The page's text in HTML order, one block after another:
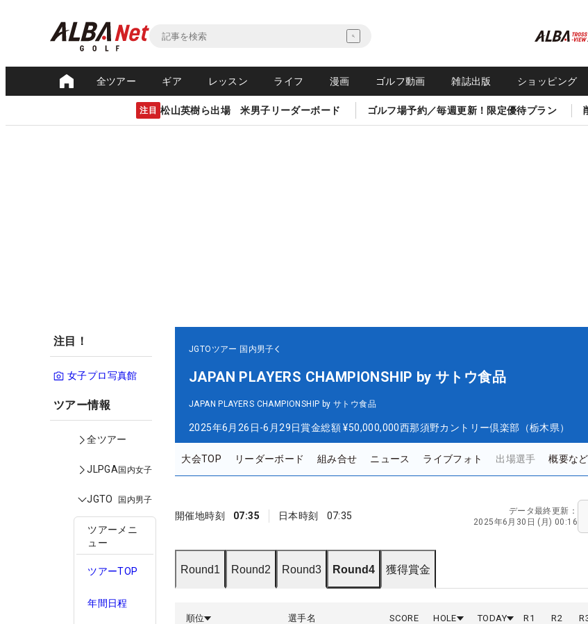
全ツアー ギア レッスン ライフ 漫画 ゴルフ動画 雑誌出版 ショッピング
注目 松山英樹ら出場 米男子リーダーボード ゴルフ場予約／毎週更新！限定優待プラン
注目！
女子プロ写真館
ツアー情報
全ツアー
JLPGA国内女子
JGTO 国内男子
ツアーメニ
ュー
ツアーTOP
年間日程
JGTOツアー 国内男子
JAPAN PLAYERS CHAMPIONSHIP by サトウ食品
JAPAN PLAYERS CHAMPIONSHIP by サトウ食品
2025年6月26日-6月29日賞金総額 ¥50,000,000西那須野カントリー倶楽部（栃木県）
大会TOP リーダーボード 組み合せ ニュース ライブフォト 出場選手 概要など
開催地時刻 07:35 日本時刻 07:35
データ最終更新：
2025年6月30日 (月) 00:16
Round1 Round2 Round3 Round4 獲得賞金
順位 選手名 SCORE HOLE TODAY R 1 R2 R